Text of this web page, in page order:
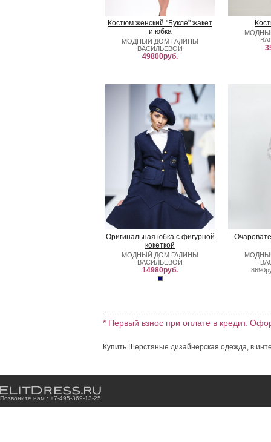
Костюм женский "Букле" жакет
и юбка
МОДНЫЙ ДОМ ГАЛИНЫ
ВАСИЛЬЕВОЙ
49800руб.
Оригинальная юбка с фигурной
кокеткой
МОДНЫЙ ДОМ ГАЛИНЫ
ВАСИЛЬЕВОЙ
14980руб.
* Первый взнос при оплате в кредит.
Купить Шерстяные дизайнерская одежда, в
Позвоните нам : +7-495-369-13-25